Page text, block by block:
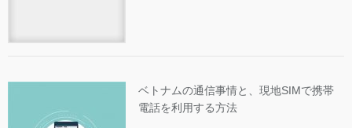
ベトナムの通信事情と、現地SIMで携帯
電話を利用する方法